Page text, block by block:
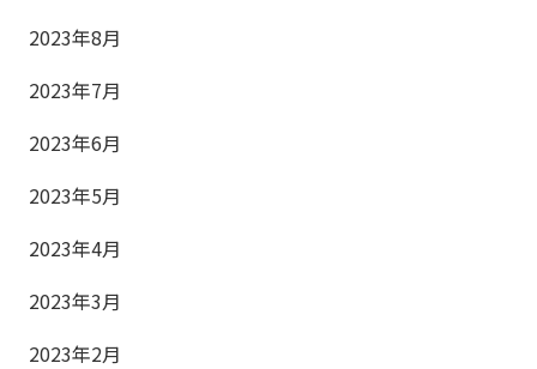
2023年8月
2023年7月
2023年6月
2023年5月
2023年4月
2023年3月
2023年2月